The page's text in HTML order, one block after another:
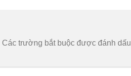
Các trường bắt buộc được đánh dấu